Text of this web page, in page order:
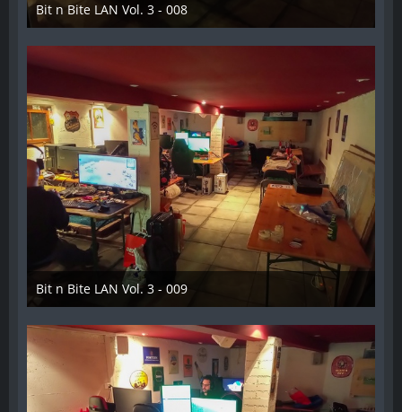
Bit n Bite LAN Vol. 3 - 008
8. Juni 2023
Bit n Bite LAN Vol. 3 - 009
8. Juni 2023